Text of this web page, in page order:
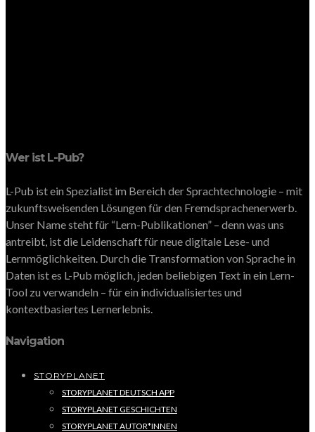
Wer ist L-Pub?
L-Pub ist ein Spezialist im Bereich der Sprachtechnologie – mit
zukunftsweisenden Lösungen für den Fremdsprachenerwerb.
Unser Name steht für “Lern-Publikationen” – denn was uns
antreibt, ist die Leidenschaft für neue digitale Lese- und
Lernmöglichkeiten. Durch die Transformation von Sprache in
Daten ist es L-Pub möglich, jeden beliebigen Text in ein Lern-
Tool zu verwandeln – für ein individualisiertes und
kontextbasiertes Lernerlebnis.
Navigation
STORYPLANET
STORYPLANET DEUTSCH APP
STORYPLANET GESCHICHTEN
STORYPLANET AUTOR*INNEN